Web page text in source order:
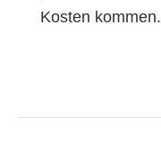
Kosten kommen.